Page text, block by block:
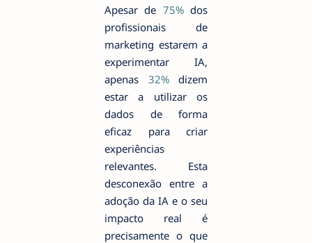
Apesar de 75%dos
profissionais de
marketing estarem a
experimentar IA,
apenas 32%dizem
estar a utilizar os
dados de forma
eficaz para criar
experiências
relevantes. Esta
desconexão entre a
adoção da IA e o seu
impacto real é
precisamente o que